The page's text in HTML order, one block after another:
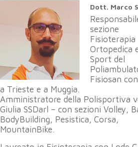
Dott. Marco
sezione
Fisioterapia
Ortopedica
Sport del
Fisiosan
a Trieste e a Muggia.
Amministratore della Polisportiva
Giulia SSDarl – con sezioni Volley,
BodyBuilding, Pesistica, Corsa,
MountainBike.